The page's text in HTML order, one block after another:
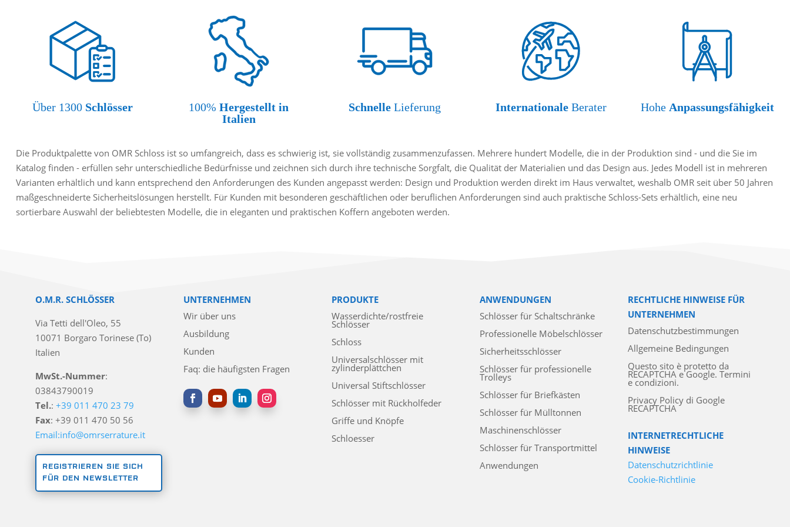
Über 1300 Schlösser 100%Hergestellt in
Italien
Schnelle Lieferung Internationale Berater Hohe Anpassungsfähigkeit
Die Produktpalette von OMR Schloss ist so umfangreich, dass es schwierig ist, sie vollständig zusammenzufassen. Mehrere hundert Modelle, die in der Produktion sind - und die Sie im
Katalog finden - erfüllen sehr unterschiedliche Bedürfnisse und zeichnen sich durch ihre technische Sorgfalt, die Qualität der Materialien und das Design aus. Jedes Modell ist in mehreren
Varianten erhältlich und kann entsprechend den Anforderungen des Kunden angepasst werden: Design und Produktion werden direkt im Haus verwaltet, weshalb OMR seit über 50 Jahren
maßgeschneiderte Sicherheitslösungen herstellt. Für Kunden mit besonderen geschäftlichen oder beruflichen Anforderungen sind auch praktische Schloss-Sets erhältlich, eine neu
sortierbare Auswahl der beliebtesten Modelle, die in eleganten und praktischen Koffern angeboten werden.
O.M.R. SCHLÖSSER
Via Tetti dell'Oleo, 55
10071 Borgaro Torinese (To)
Italien
MwSt.-Nummer:
03843790019
Tel.:+39 011 470 23 79
Fax: +39 011 470 50 56
Email:info@omrserrature.it
REGISTRIEREN SIE SICH
FÜR DEN NEWSLETTER
UNTERNEHMEN
Wir über uns
Ausbildung
Kunden
Faq: die häufigsten Fragen
PRODUKTE
Wasserdichte/rostfreie
Schlösser
Schloss
Universalschlösser mit
zylinderplättchen
Universal Stiftschlösser
Schlösser mit Rückholfeder
Griffe und Knöpfe
Schloesser
ANWENDUNGEN
Schlösser für Schaltschränke
Professionelle Möbelschlösser
Sicherheitsschlösser
Schlösser für professionelle
Trolleys
Schlösser für Briefkästen
Schlösser für Mülltonnen
Maschinenschlösser
Schlösser für Transportmittel
Anwendungen
RECHTLICHE HINWEISE FÜR
UNTERNEHMEN
Datenschutzbestimmungen
Allgemeine Bedingungen
Questo sito è protetto da
RECAPTCHA e Google. Termini
e condizioni.
Privacy Policy di Google
RECAPTCHA
INTERNETRECHTLICHE
HINWEISE
Datenschutzrichtlinie
Cookie-Richtlinie